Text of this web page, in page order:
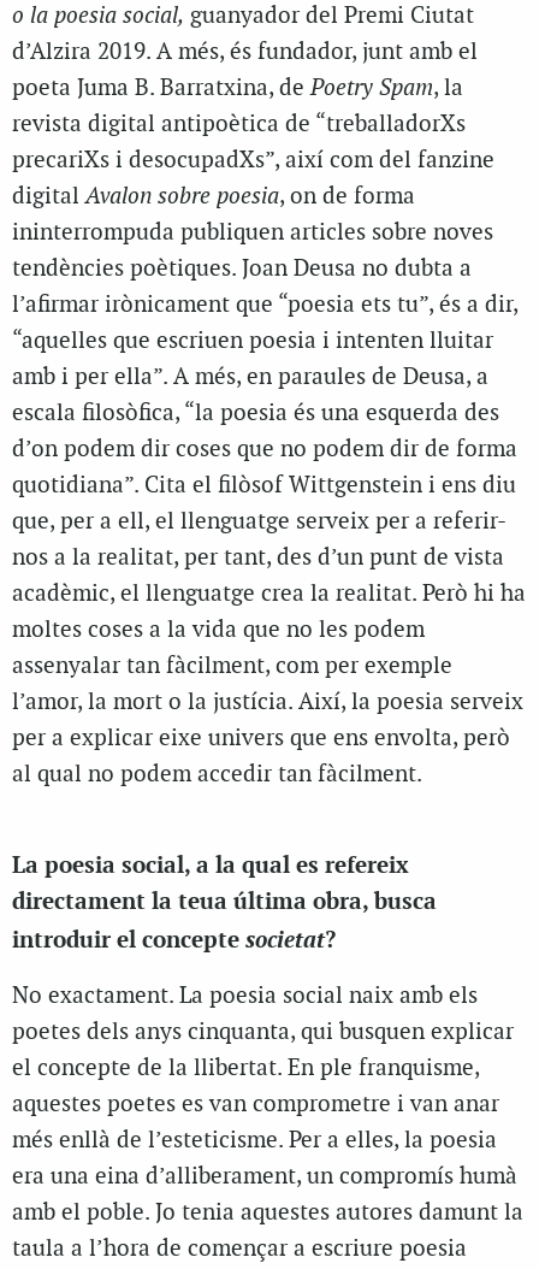
o la poesia social, guanyador del Premi Ciutat
d’Alzira 2019. A més, és fundador, junt amb el
poeta Juma B. Barratxina, dePoetry Spam, la
revista digital antipoètica de “treballadorXs
precariXs i desocupadXs”, així com del fanzine
digitalAvalon sobre poesia, on de forma
ininterrompuda publiquen articles sobre noves
tendències poètiques. Joan Deusa no dubta a
l’afirmar irònicament que “poesia ets tu”, és a dir,
“aquelles que escriuen poesia i intenten lluitar
amb i per ella”. A més, en paraules de Deusa, a
escala filosòfica, “la poesia és una esquerda des
d’on podem dir coses que no podem dir de forma
quotidiana”. Cita el filòsof Wittgenstein i ens diu
que, per a ell, el llenguatge serveix per a referir-
nos a la realitat, per tant, des d’un punt de vista
acadèmic, el llenguatge crea la realitat. Però hi ha
moltes coses a la vida que no les podem
assenyalar tan fàcilment, com per exemple
l’amor, la mort o la justícia. Així, la poesia serveix
per a explicar eixe univers que ens envolta, però
al qual no podem accedir tan fàcilment.
La poesia social, a la qual es refereix
directament la teua última obra, busca
introduir el concepte societat?
No exactament. La poesia social naix amb els
poetes dels anys cinquanta, qui busquen explicar
el concepte de la llibertat. En ple franquisme,
aquestes poetes es van comprometre i van anar
més enllà de l’esteticisme. Per a elles, la poesia
era una eina d’alliberament, un compromís humà
amb el poble. Jo tenia aquestes autores damunt la
taula a l’hora de començar a escriure poesia